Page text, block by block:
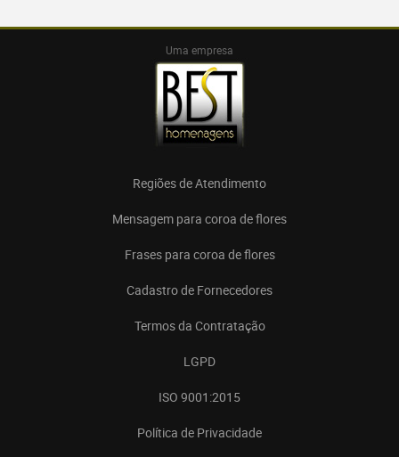
Uma empresa
Regiões de Atendimento
Mensagem para coroa de flores
Frases para coroa de flores
Cadastro de Fornecedores
Termos da Contratação
LGPD
ISO 9001:2015
Política de Privacidade